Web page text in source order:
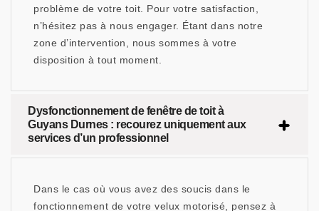
problème de votre toit. Pour votre satisfaction,
n’hésitez pas à nous engager. Étant dans notre
zone d’intervention, nous sommes à votre
disposition à tout moment.
Dysfonctionnement de fenêtre de toit à
Guyans Durnes : recourez uniquement aux
services d’un professionnel
Dans le cas où vous avez des soucis dans le
fonctionnement de votre velux motorisé, pensez à